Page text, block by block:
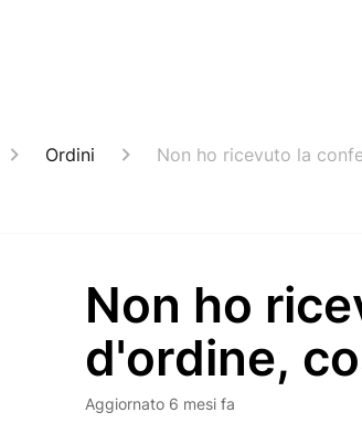
Ordini Non ho ricevuto la
Non ho
d'ordine,
Aggiornato 6 mesi fa